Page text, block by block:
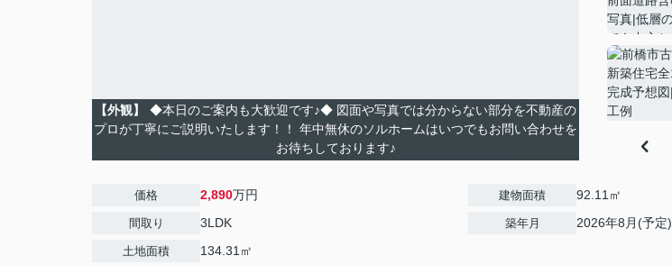
【外観】
◆本日のご案内も大歓迎です♪◆ 図面や写真では分からない部分を不動産の
プロが丁寧にご説明いたします！！ 年中無休のソルホームはいつでもお問い合わせを
お待ちしております♪
価格 2,890万円
間取り 3LDK
土地面積 134.31㎡
建物面積 92.11㎡
築年月 2026年8月(予定)